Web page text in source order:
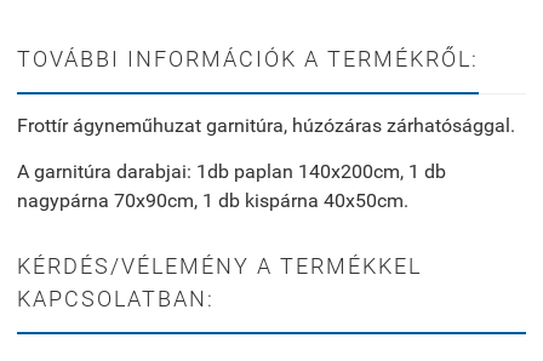
TOVÁBBI INFORMÁCIÓK A TERMÉKRŐL:
Frottír ágyneműhuzat garnitúra, húzózáras zárhatósággal.
A garnitúra darabjai: 1db paplan 140x200cm, 1 db
nagypárna 70x90cm, 1 db kispárna 40x50cm.
KÉRDÉS/VÉLEMÉNY A TERMÉKKEL
KAPCSOLATBAN: